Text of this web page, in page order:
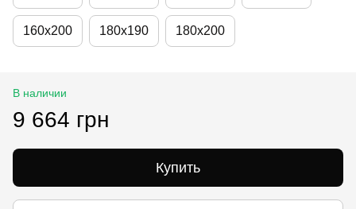
160х200 180х190 180х200
В наличии
9 664 грн
Купить